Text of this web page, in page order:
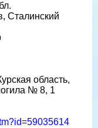
Сталинский
область,
№ 8, 1